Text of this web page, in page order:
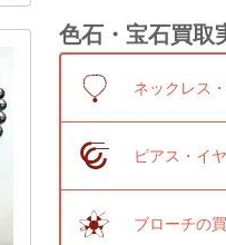
色石・宝石買取
ネックレス
ピアス・イ
ブローチの